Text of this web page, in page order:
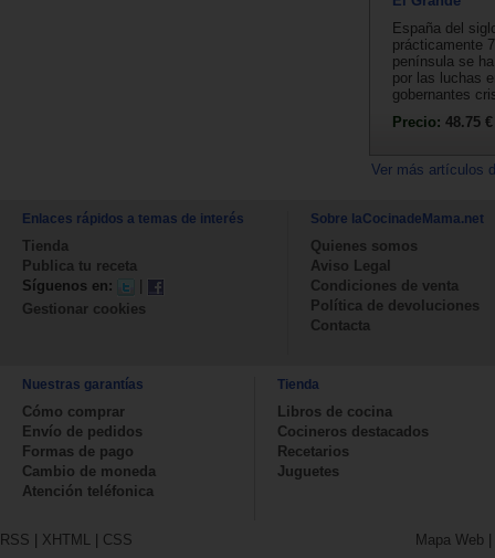
España del
prácticamente
península se
por las luchas
gobernantes
Precio: 48.75 €
Ver más artículos
Enlaces rápidos a temas de interés
Tienda
Publica tu receta
Síguenos en:
Gestionar cookies
Sobre laCocinadeMama.net
Quienes somos
Aviso Legal
Condiciones de venta
Política de devoluciones
Contacta
Nuestras garantías
Cómo comprar
Envío de pedidos
Formas de pago
Cambio de moneda
Atención teléfonica
Tienda
Libros de cocina
Cocineros destacados
Recetarios
Juguetes
RSS XHTML CSS Mapa Web